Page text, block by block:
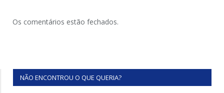
Os comentários estão fechados.
NÃO ENCONTROU O QUE QUERIA?